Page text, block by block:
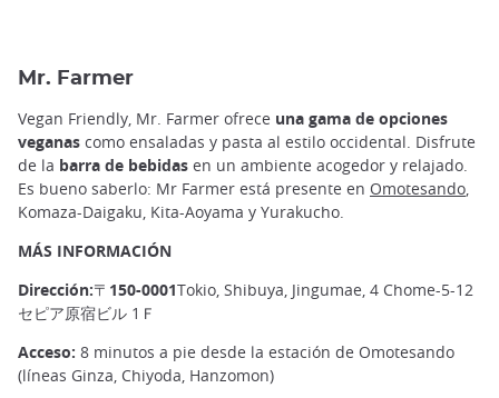
Mr. Farmer
Vegan Friendly, Mr. Farmer ofrece una gama de opciones
veganas como ensaladas y pasta al estilo occidental. Disfrute
de la barra de bebidas en un ambiente acogedor y relajado.
Es bueno saberlo: Mr Farmer está presente en Omotesando
Komaza-Daigaku, Kita-Aoyama y Yurakucho.
MÁS INFORMACIÓN
Dirección:〒150-0001Tokio, Shibuya, Jingumae, 4 Chome-5-12
セピア原宿ビル 1Ｆ
Acceso: 8 minutos a pie desde la estación de Omotesando
(líneas Ginza, Chiyoda, Hanzomon)